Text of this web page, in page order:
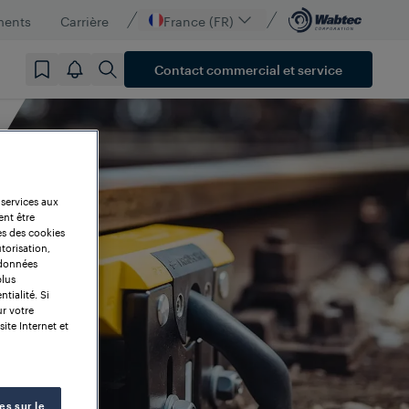
Carrière France (FR)
Contact commercial et service
aux
être
des cookies
Si
votre
Internet et
sur le